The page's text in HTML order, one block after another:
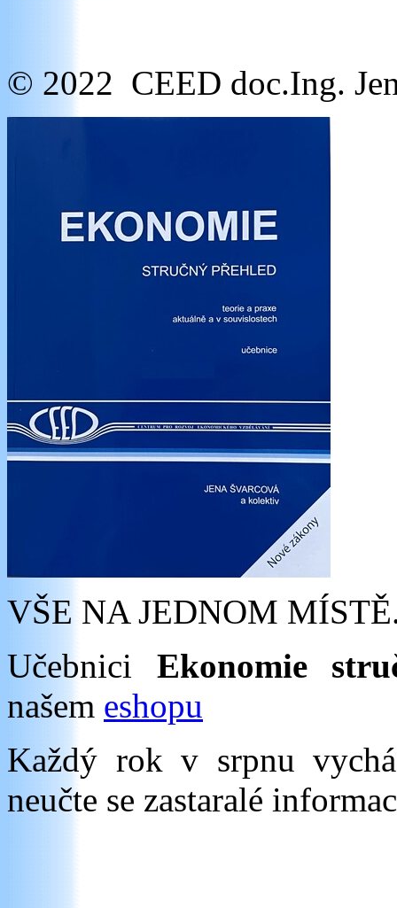
© 2022 CEED doc.Ing.
VŠE NA JEDNOM
Učebnici Ekonomie
našem eshopu
Každý rok v srpnu
neučte se zastaralé